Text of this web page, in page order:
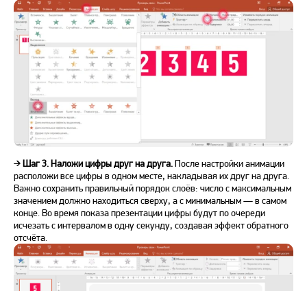
➔Шаг 3. Наложи цифры друг на друга.После настройки анимации
расположи все цифры в одном месте, накладывая их друг на друга.
Важно сохранить правильный порядок слоёв: число с максимальным
значением должно находиться сверху, а с минимальным — в самом
конце. Во время показа презентации цифры будут по очереди
исчезать с интервалом в одну секунду, создавая эффект обратного
отсчёта.